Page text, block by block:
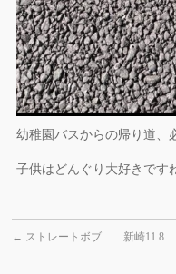
幼稚園バスからの帰り道、
子供はどんぐり大好きで
← ストレートボブ 新崎11.8